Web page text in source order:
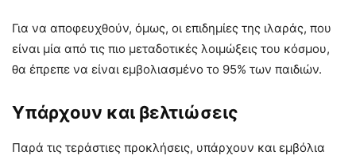
Για να αποφευχθούν, όμως, οι επιδημίες της ιλαράς, που
είναι μία από τις πιο μεταδοτικές λοιμώξεις του κόσμου,
θα έπρεπε να είναι εμβολιασμένο το 95% των παιδιών.
Υπάρχουν και βελτιώσεις
Παρά τις τεράστιες προκλήσεις, υπάρχουν και εμβόλια